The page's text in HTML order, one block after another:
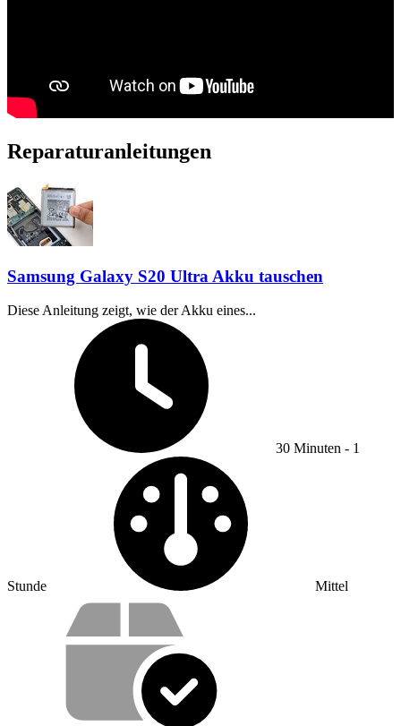
Reparaturanleitungen
Samsung Galaxy S20 Ultra Akku tauschen
Diese Anleitung zeigt, wie der Akku eines...
30 Minuten - 1
Stunde Mittel
Wertversprechen